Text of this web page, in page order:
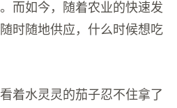
而如今，随着农业的快速发
时随地供应，什么时候想吃
着水灵灵的茄子忍不住拿了